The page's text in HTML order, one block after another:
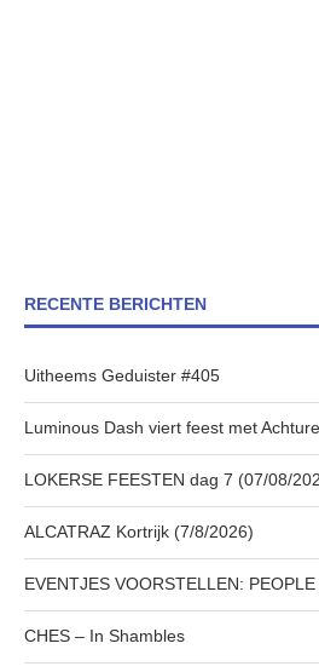
RECENTE BERICHTEN
Uitheems Geduister #405
Luminous Dash viert feest met
LOKERSE FEESTEN dag 7 (07/08/
ALCATRAZ Kortrijk (7/8/2026)
EVENTJES VOORSTELLEN:
CHES – In Shambles